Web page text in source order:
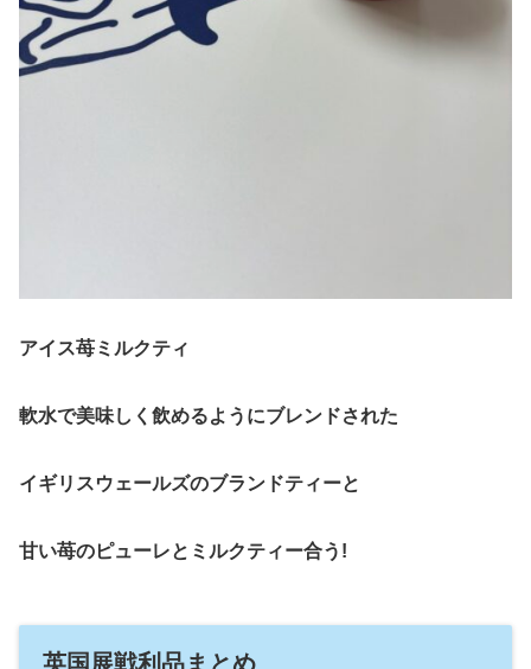
アイス苺ミルクティ
軟水で美味しく飲めるようにブレンドされた
イギリスウェールズのブランドティーと
甘い苺のピューレとミルクティー合う!
英国展戦利品まとめ